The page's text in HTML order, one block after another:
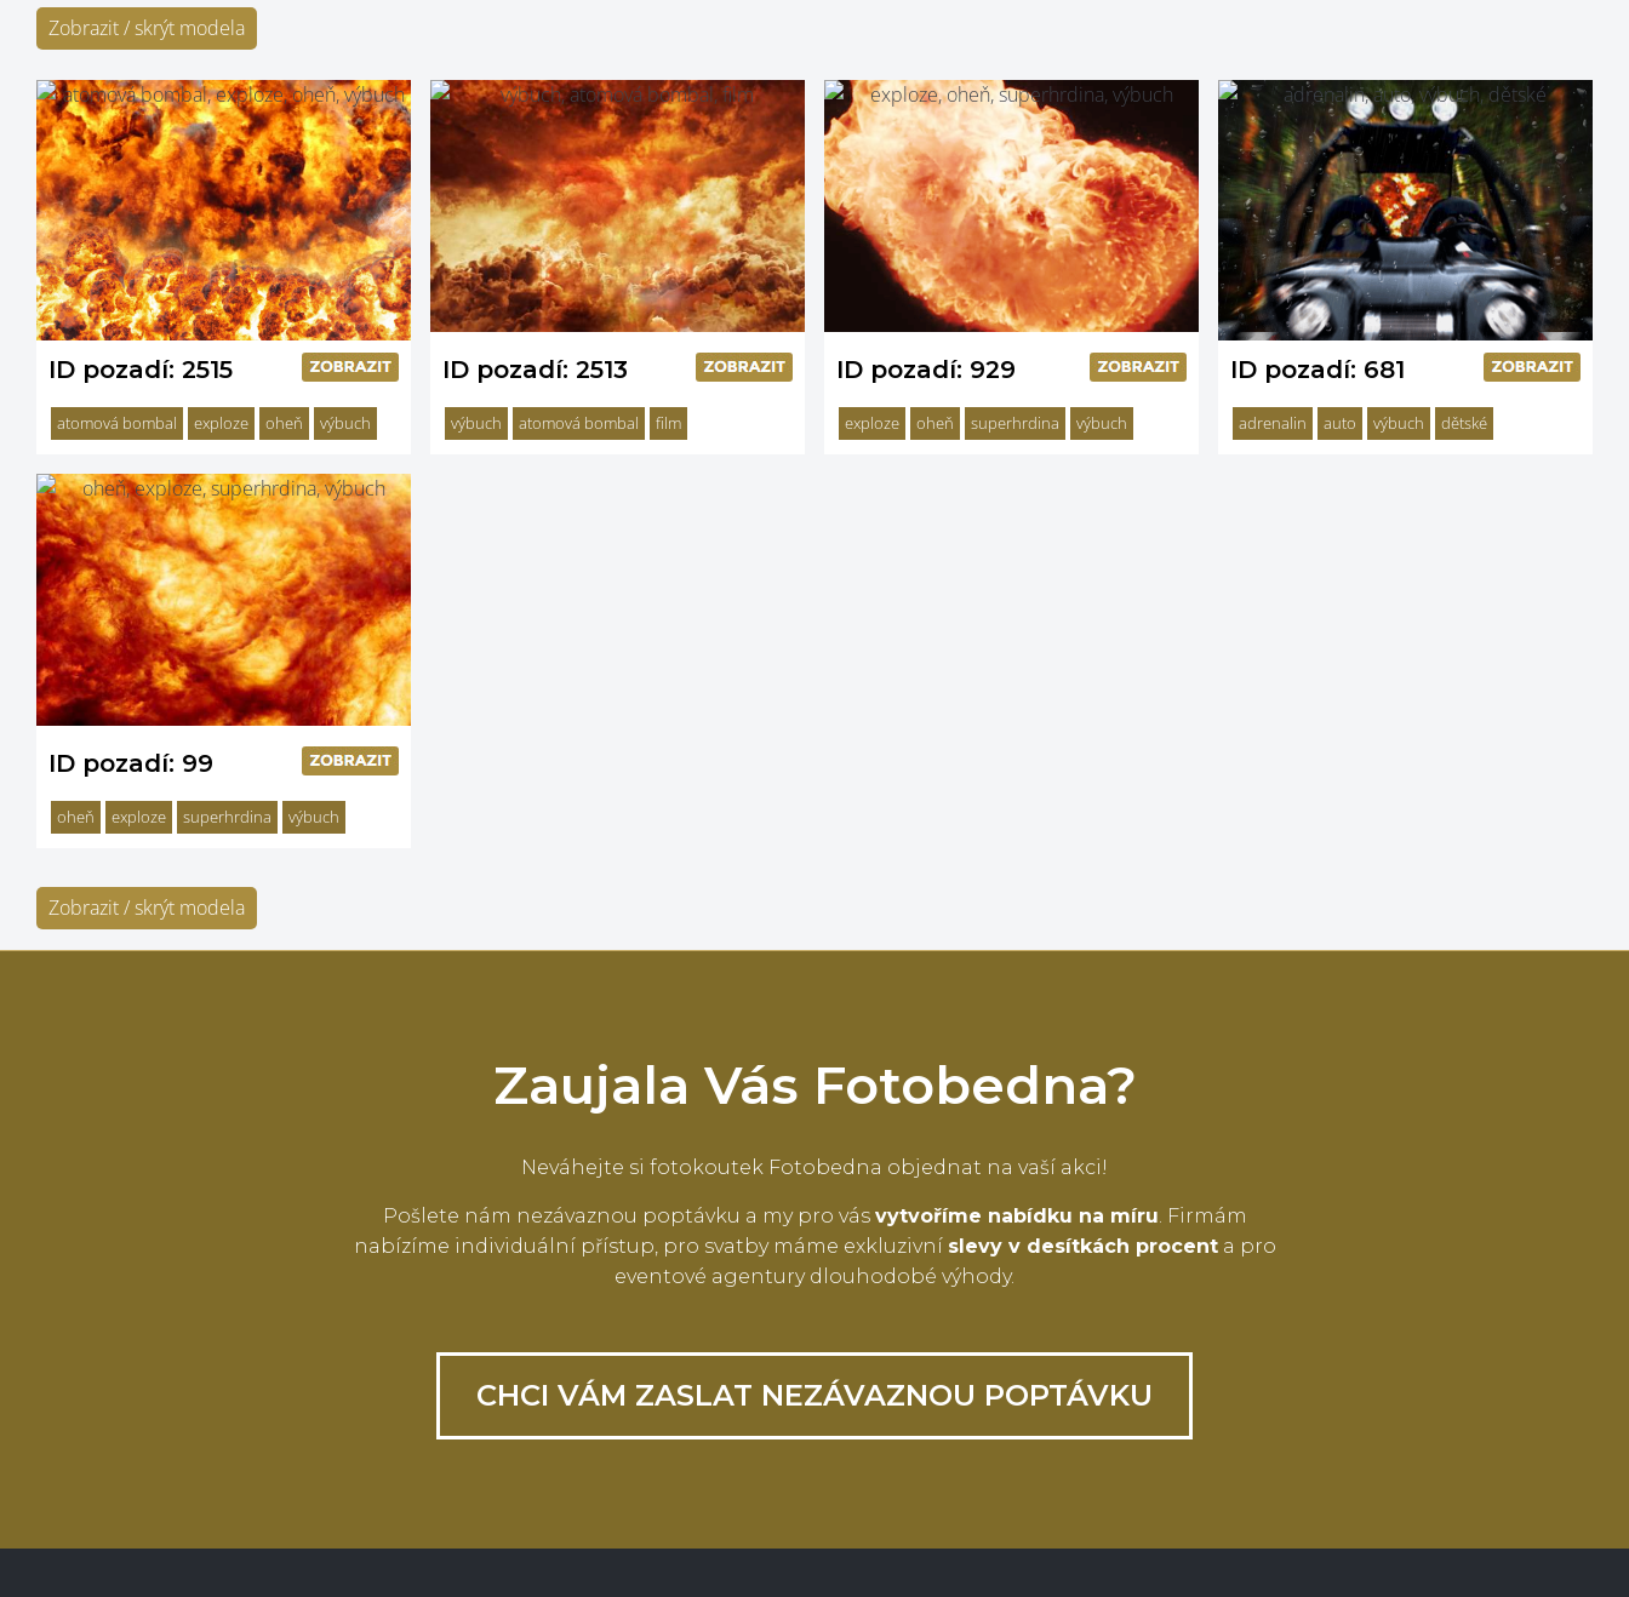
Zobrazit / skrýt modela
ID pozadí: 2515
atomová bombal exploze oheň výbuch
ID pozadí: 2513
výbuch atomová bombal film
ID pozadí: 929
exploze oheň superhrdina výbuch
ID pozadí: 681
adrenalin auto výbuch dětské
ID pozadí: 99
oheň exploze superhrdina výbuch
Zobrazit / skrýt modela
Zaujala Vás Fotobedna?
Neváhejte si fotokoutek Fotobedna objednat na vaší akci!
Pošlete nám nezávaznou poptávku a my pro vás vytvoříme nabídku na míru. Firmám
nabízíme individuální přístup, pro svatby máme exkluzivní slevy v desítkách procenta pro
eventové agentury dlouhodobé výhody.
CHCI VÁM ZASLAT NEZÁVAZNOU POPTÁVKU